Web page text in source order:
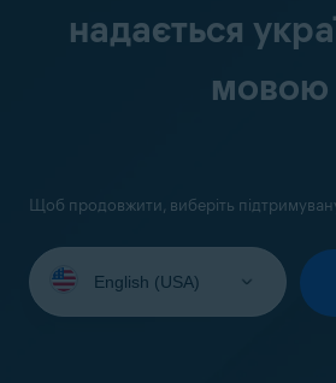
надається
мовою
Щоб продовжити, виберіть
your